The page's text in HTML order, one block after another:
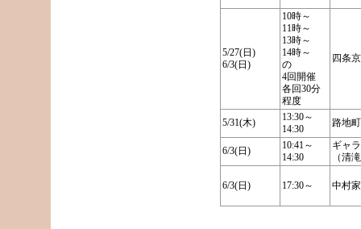
5/27(日)
6/3(日)
10時～
11時～
13時～
14時～
の
4回開催
各回30分
程度
四条
5/31(木)
13:30～
14:30
路地
6/3(日)
10:41～
14:30
ギャ
（清
6/3(日) 17:30～ 中村家